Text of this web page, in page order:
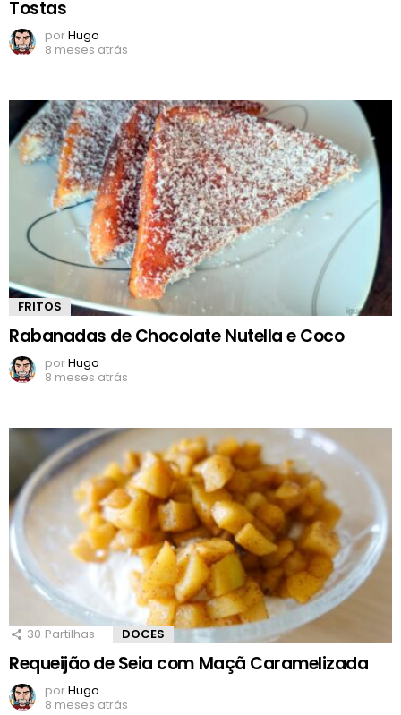
Tostas
porHugo
8 meses atrás
FRITOS
Rabanadas de Chocolate Nutella e Coco
porHugo
8 meses atrás
30 Partilhas DOCES
Requeijão de Seia com Maçã Caramelizada
porHugo
8 meses atrás